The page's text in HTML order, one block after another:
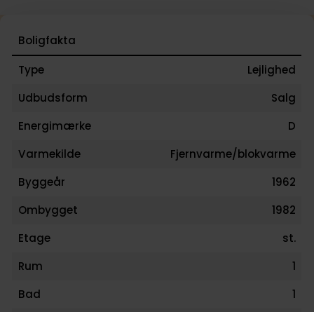
Boligfakta
Type
Lejlighed
Udbudsform
Salg
Energimærke
D
Varmekilde
Fjernvarme/blokvarme
Byggeår
1962
Ombygget
1982
Etage
st.
Rum
1
Bad
1